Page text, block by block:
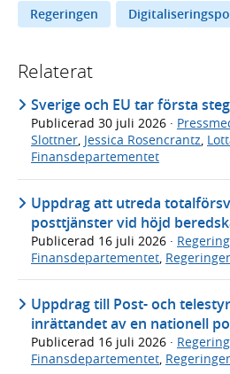
Regeringen
Relaterat
Sverige och EU tar första
Publicerad 30 juli 2026 ·
Slottner, Jessica Rosencrantz,
Finansdepartementet
Uppdrag att utreda
posttjänster vid höjd
Publicerad 16 juli 2026 ·
Finansdepartementet,
Uppdrag till Post- och
inrättandet av en nationell
Publicerad 16 juli 2026 ·
Finansdepartementet